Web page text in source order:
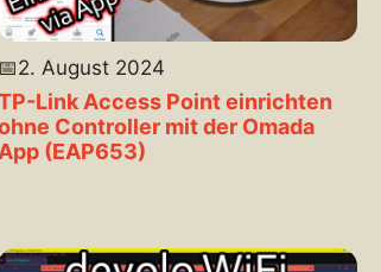
📅2. August 2024
Link Access Point einrichten
Controller mit der Omada
(EAP653)